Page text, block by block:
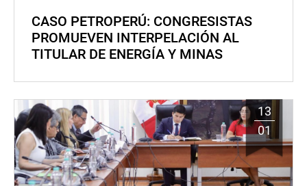
CASO PETROPERÚ: CONGRESISTAS
PROMUEVEN INTERPELACIÓN AL
TITULAR DE ENERGÍA Y MINAS
13
01